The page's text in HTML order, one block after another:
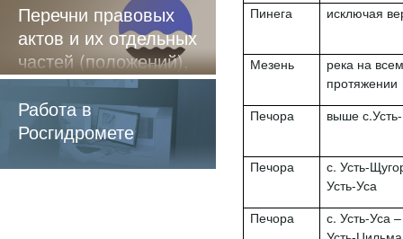
Перечни правовых
актов и их отдельных
частей (положений),
содержащие
обязательные
требования
Работа в
Росгидромете
Пинега исключая
Мезень
река на
протяжении
Печора
выше
Печора
с. Усть-
Усть-Уса
Печора
с. Усть-Уса